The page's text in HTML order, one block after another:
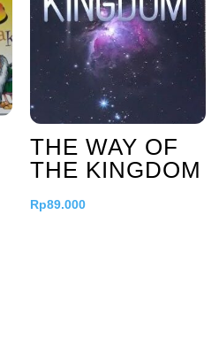
THE WAY OF
THE KINGDOM
Rp89.000